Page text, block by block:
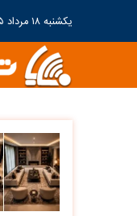
یکشنبه ۱۸ مرداد ۱۴۰۵